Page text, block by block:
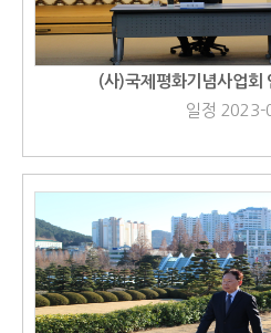
(사)국제평화기념사업회
일정 2023-